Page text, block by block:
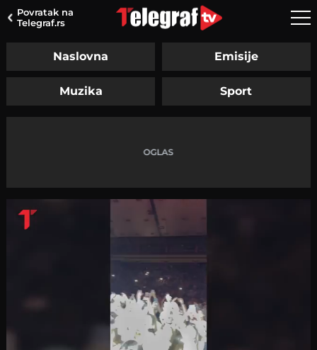
Povratak na
Telegraf.rs
Naslovna Emisije
Muzika Sport